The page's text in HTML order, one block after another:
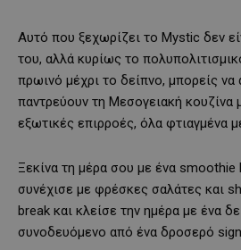
Αυτό που ξεχωρίζει το Mystic δεν
του, αλλά κυρίως το
πρωινό μέχρι το δείπνο, μπορείς
παντρεύουν τη Μεσογειακή κουζίνα
εξωτικές επιρροές, όλα φτιαγμένα
Ξεκίνα τη μέρα σου με ένα
συνέχισε με φρέσκες σαλάτες και
break και κλείσε την ημέρα με ένα
συνοδευόμενο από ένα δροσερό